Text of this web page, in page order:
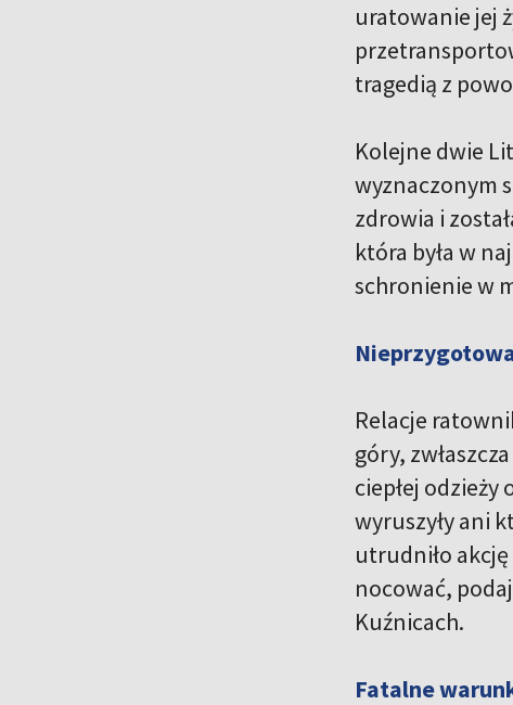
uratowanie jej
tragedią z
Kolejne dwie
wyznaczonym
zdrowia i
która była w
schronienie w
Relacje
góry,
ciepłej odzieży
wyruszyły ani
utrudniło
nocować,
Kuźnicach.
Fatalne